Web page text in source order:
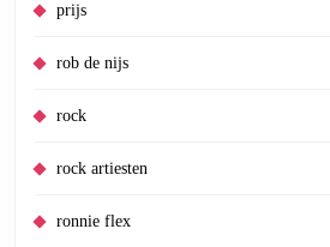
prijs
rob de nijs
rock
rock artiesten
ronnie flex